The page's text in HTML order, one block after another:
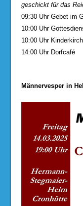
geschickt für das
09:30 Uhr Gebet im
10:00 Uhr
10:00 Uhr
14:00 Uhr Dorfcafé
Männervesper in